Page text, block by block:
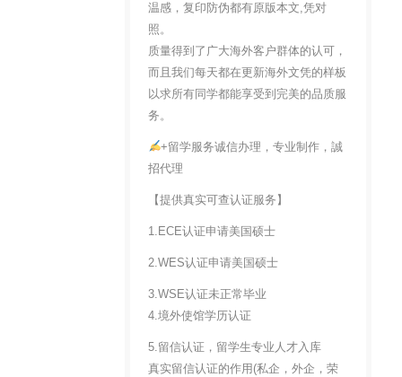
温感，复印防伪都有原版本文,凭对
照。
质量得到了广大海外客户群体的认可，
而且我们每天都在更新海外文凭的样板
以求所有同学都能享受到完美的品质服
务。
+留学服务诚信办理，专业制作，誠
招代理
【提供真实可查认证服务】
1.ECE认证申请美国硕士
2.WES认证申请美国硕士
3.WSE认证未正常毕业
4.境外使馆学历认证
5.留信认证，留学生专业人才入库
真实留信认证的作用(私企，外企，荣